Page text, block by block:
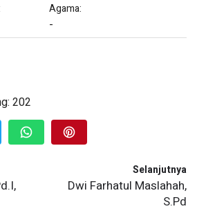
Agama:
-
202
Selanjutnya
Dwi Farhatul Maslahah,
S.Pd